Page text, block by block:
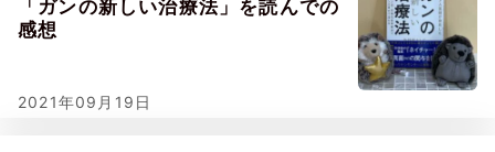
「ガンの新しい治療法」を読んでの
感想
2021年09月19日